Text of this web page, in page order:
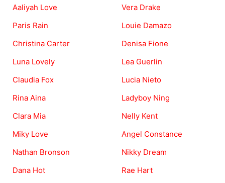
Aaliyah Love
Paris Rain
Christina Carter
Luna Lovely
Claudia Fox
Rina Aina
Clara Mia
Miky Love
Nathan Bronson
Dana Hot
Vera Drake
Louie Damazo
Denisa Fione
Lea Guerlin
Lucia Nieto
Ladyboy Ning
Nelly Kent
Angel Constance
Nikky Dream
Rae Hart